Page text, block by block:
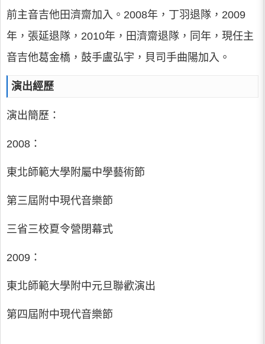
前主音吉他田濟齋加入。2008年，丁羽退隊，2009
年，張延退隊，2010年，田濟齋退隊，同年，現任主
音吉他葛金橋，鼓手盧弘宇，貝司手曲陽加入。
演出經歷
演出簡歷：
2008：
東北師範大學附屬中學藝術節
第三屆附中現代音樂節
三省三校夏令營閉幕式
2009：
東北師範大學附中元旦聯歡演出
第四屆附中現代音樂節